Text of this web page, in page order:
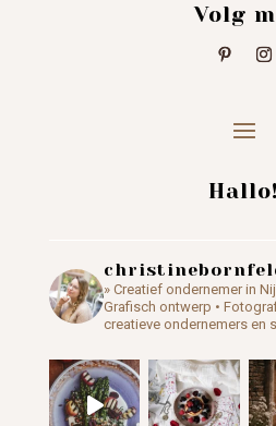
Volg
Hallo!
» Creatief ondernemer in
Grafisch ontwerp •
creatieve ondernemers en